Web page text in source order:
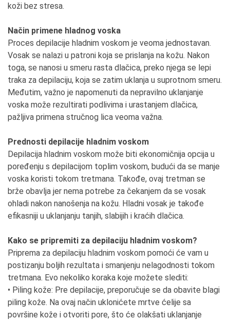
koži bez stresa.
Način primene hladnog voska
Proces depilacije hladnim voskom je veoma jednostavan.
Vosak se nalazi u patroni koja se prislanja na kožu. Nakon
toga, se nanosi u smeru rasta dlačica, preko njega se lepi
traka za depilaciju, koja se zatim uklanja u suprotnom smeru.
Međutim, važno je napomenuti da nepravilno uklanjanje
voska može rezultirati podlivima i urastanjem dlačica,
pažljiva primena stručnog lica veoma važna.
Prednosti depilacije hladnim voskom
Depilacija hladnim voskom može biti ekonomičnija opcija u
poređenju s depilacijom toplim voskom, budući da se manje
voska koristi tokom tretmana. Takođe, ovaj tretman se
brže obavlja jer nema potrebe za čekanjem da se vosak
ohladi nakon nanošenja na kožu. Hladni vosak je takođe
efikasniji u uklanjanju tanjih, slabijih i kraćih dlačica.
Kako se pripremiti za depilaciju hladnim voskom?
Priprema za depilaciju hladnim voskom pomoći će vam u
postizanju boljih rezultata i smanjenju nelagodnosti tokom
tretmana. Evo nekoliko koraka koje možete slediti:
• Piling kože: Pre depilacije, preporučuje se da obavite blagi
piling kože. Na ovaj način uklonićete mrtve ćelije sa
površine kože i otvoriti pore, što će olakšati uklanjanje